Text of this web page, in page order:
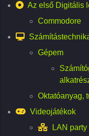
Az első Digitális
Commodore
Gépem
Oktatóanyag,
Videojátékok
LAN party